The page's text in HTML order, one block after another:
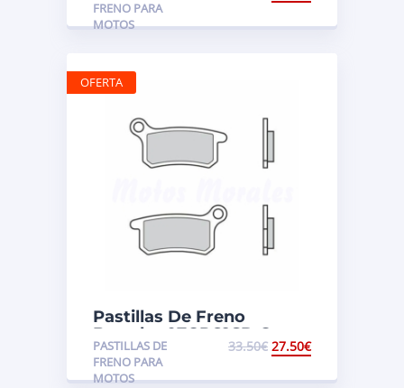
Kawasaki, Suzuki
FRENO PARA
MOTOS
Pastillas De Freno
Brembo 07GR69SD Gas
Gas, Husqvarna, KTM
PASTILLAS DE
FRENO PARA
MOTOS
33.50€ 27.50€
OFERTA